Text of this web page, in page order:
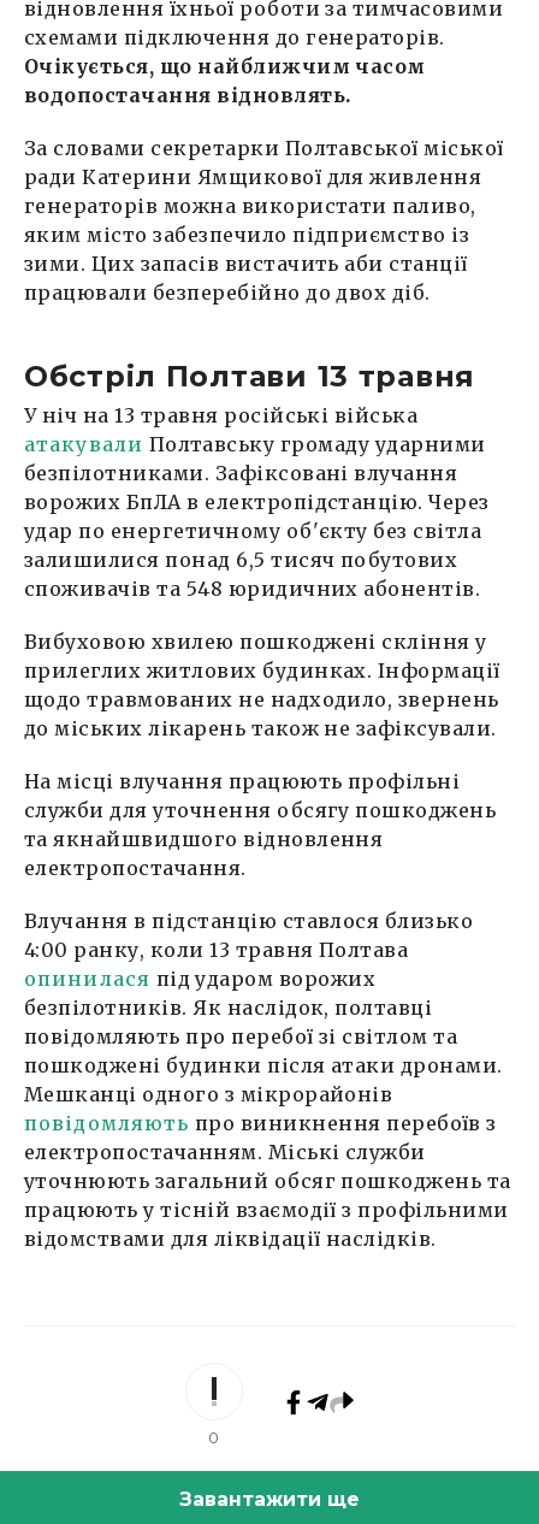
відновлення їхньої роботи за тимчасовими
схемами підключення до генераторів.
Очікується, що найближчим часом
водопостачання відновлять.
За словами секретарки Полтавської міської
ради Катерини Ямщикової для живлення
генераторів можна використати паливо,
яким місто забезпечило підприємство із
зими. Цих запасів вистачить аби станції
працювали безперебійно до двох діб.
Обстріл Полтави 13 травня
У ніч на 13 травня російські війська
атакували Полтавську громаду ударними
безпілотниками. Зафіксовані влучання
ворожих БпЛА в електропідстанцію. Через
удар по енергетичному об'єкту без світла
залишилися понад 6,5 тисяч побутових
споживачів та 548 юридичних абонентів.
Вибуховою хвилею пошкоджені скління у
прилеглих житлових будинках. Інформації
щодо травмованих не надходило, звернень
до міських лікарень також не зафіксували.
На місці влучання працюють профільні
служби для уточнення обсягу пошкоджень
та якнайшвидшого відновлення
електропостачання.
Влучання в підстанцію ставлося близько
4:00 ранку, коли 13 травня Полтава
опинилася під ударом ворожих
безпілотників. Як наслідок, полтавці
повідомляють про перебої зі світлом та
пошкоджені будинки після атаки дронами.
Мешканці одного з мікрорайонів
повідомляють про виникнення перебоїв з
електропостачанням. Міські служби
уточнюють загальний обсяг пошкоджень та
працюють у тісній взаємодії з профільними
відомствами для ліквідації наслідків.
0
Завантажити ще